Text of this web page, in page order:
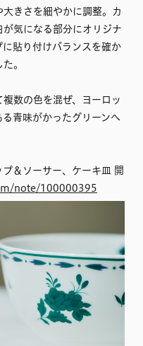
きさを細やかに調整。カ
気になる部分にオリジナ
貼り付けバランスを確か
。
数の色を混ぜ、ヨーロッ
青味がかったグリーンへ
＆ソーサー、ケーキ皿 開
note/100000395